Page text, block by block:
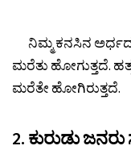
ನಿಮ್ಮ ಕನಸಿನ
ಮರೆತು ಹೋಗುತ್ತದೆ.
ಮರೆತೇ ಹೋಗಿರುತ್ತದೆ.
2. ಕುರುಡು